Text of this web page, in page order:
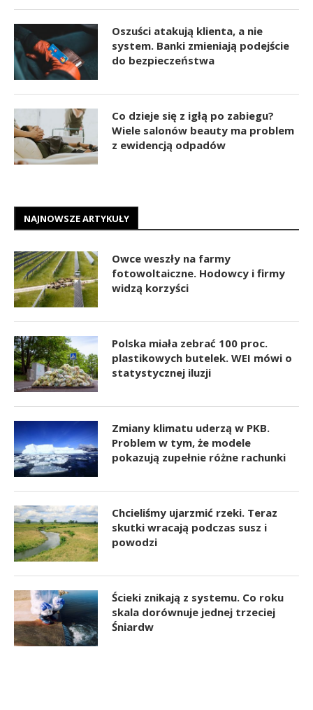
Oszuści atakują klienta, a nie
system. Banki zmieniają podejście
do bezpieczeństwa
Co dzieje się z igłą po zabiegu?
Wiele salonów beauty ma problem
z ewidencją odpadów
NAJNOWSZE ARTYKUŁY
Owce weszły na farmy
fotowoltaiczne. Hodowcy i firmy
widzą korzyści
Polska miała zebrać 100 proc.
plastikowych butelek. WEI mówi o
statystycznej iluzji
Zmiany klimatu uderzą w PKB.
Problem w tym, że modele
pokazują zupełnie różne rachunki
Chcieliśmy ujarzmić rzeki. Teraz
skutki wracają podczas susz i
powodzi
Ścieki znikają z systemu. Co roku
skala dorównuje jednej trzeciej
Śniardw